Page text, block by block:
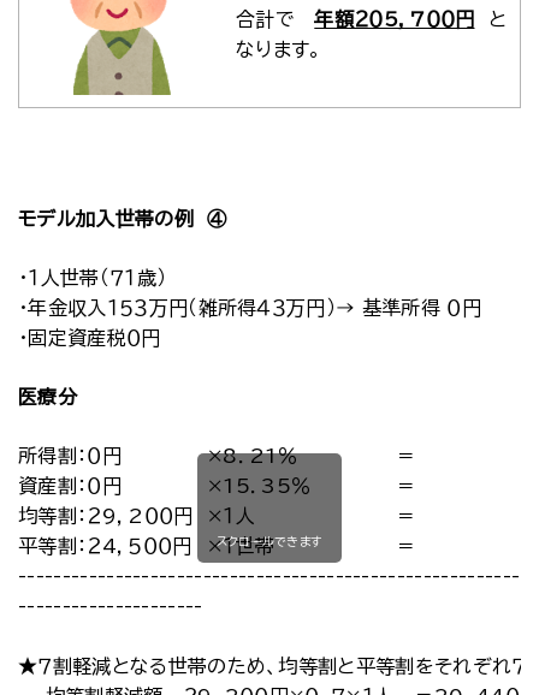
合計で年額２０5，7００円
と
なります。
モデル加入世帯の例 ④
・１人世帯（７１歳）
・年金収入１５３万円（雑所得４３万円）→ 基準所得 ０円
・固定資産税０円
医療分
所得割：０円 ×8．21％
＝
資産割：０円
×15．35％
＝
均等割：２9，2００円
×１人
＝
平等割：２4，５００円
×１世帯
＝
---------------------
★７割軽減となる世帯のため、均等割と平等割をそれぞれ７
スクロールできます